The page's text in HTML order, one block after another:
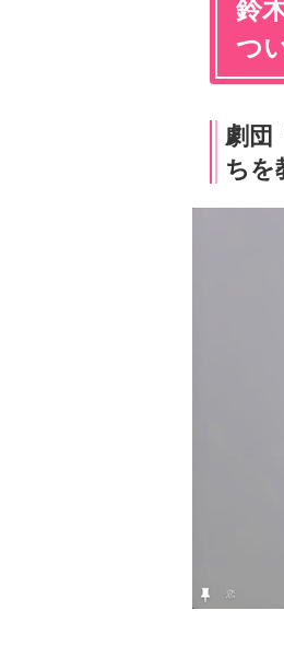
鈴
つ
劇団
ちを